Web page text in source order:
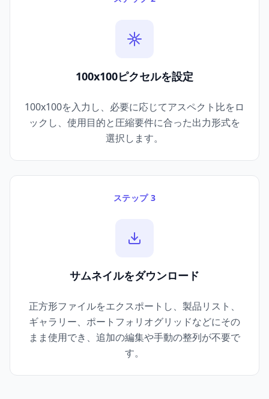
100x100ピクセルを設定
100x100を入力し、必要に応じてアスペクト比をロ
ックし、使用目的と圧縮要件に合った出力形式を
選択します。
ステップ 3
サムネイルをダウンロード
正方形ファイルをエクスポートし、製品リスト、
ギャラリー、ポートフォリオグリッドなどにその
まま使用でき、追加の編集や手動の整列が不要で
す。